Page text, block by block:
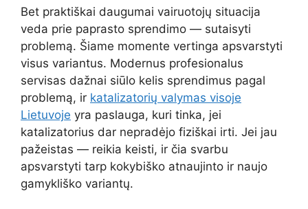
Bet praktiškai daugumai vairuotojų situacija
veda prie paprasto sprendimo — sutaisyti
problemą. Šiame momente vertinga apsvarstyti
visus variantus. Modernus profesionalus
servisas dažnai siūlo kelis sprendimus pagal
problemą, ir katalizatorių valymas visoje
Lietuvoje yra paslauga, kuri tinka, jei
katalizatorius dar nepradėjo fiziškai irti. Jei jau
pažeistas — reikia keisti, ir čia svarbu
apsvarstyti tarp kokybiško atnaujinto ir naujo
gamykliško variantų.